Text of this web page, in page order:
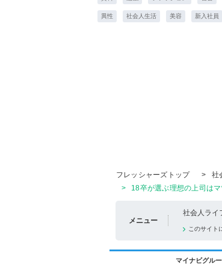
異性 社会人生活 美容 新入社員
フレッシャーズトップ
> 社
>
18卒が選ぶ理想の上司は
メニュー
社会人ライ
このサイト
マイナビグル